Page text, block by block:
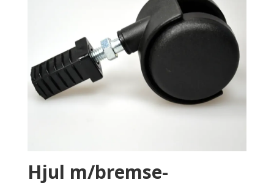
Hjul m/bremse-